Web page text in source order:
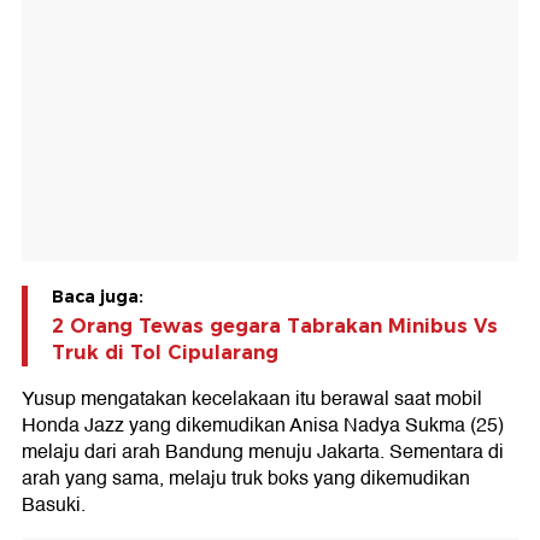
Baca juga:
2 Orang Tewas gegara Tabrakan Minibus Vs
Truk di Tol Cipularang
Yusup mengatakan kecelakaan itu berawal saat mobil
Honda Jazz yang dikemudikan Anisa Nadya Sukma (25)
melaju dari arah Bandung menuju Jakarta. Sementara di
arah yang sama, melaju truk boks yang dikemudikan
Basuki.